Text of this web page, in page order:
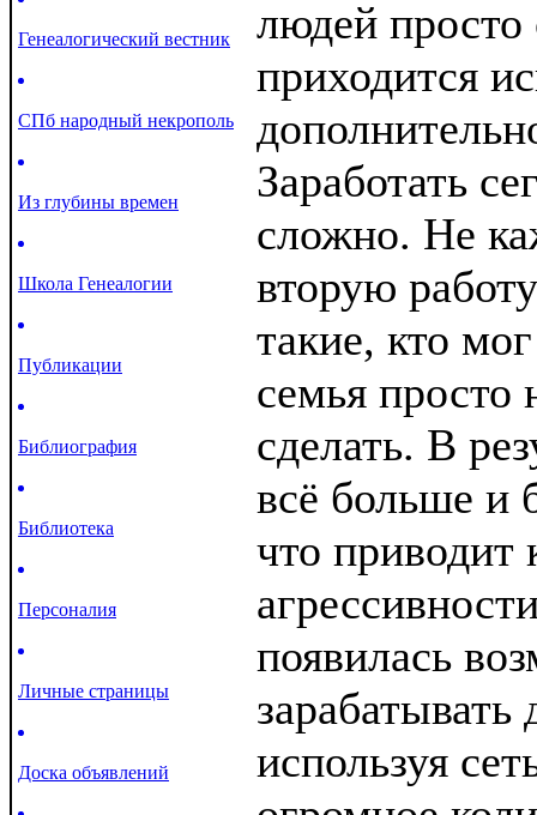
Генеалогический вестник
СПб народный некрополь
Из глубины времен
Школа Генеалогии
Публикации
Библиография
Библиотека
Персоналия
Личные страницы
Доска объявлений
людей просто
приходится
Заработать
сложно. Не
вторую
такие, кто
семья просто
сделать. В
всё больше и
что
появилась
зарабатывать
используя